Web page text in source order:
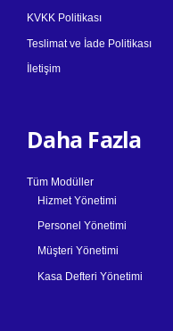
KVKK Politikası
Teslimat ve İade Politikası
İletişim
Daha Fazla
Tüm Modüller
Hizmet Yönetimi
Personel Yönetimi
Müşteri Yönetimi
Kasa Defteri Yönetimi